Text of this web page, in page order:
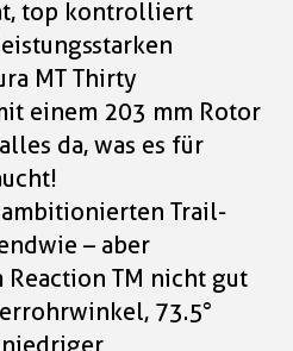
top kontrolliert
MT Thirty
einem 203 mm Rotor
da, was es für
Trail-
– aber
TM nicht gut
73.5°